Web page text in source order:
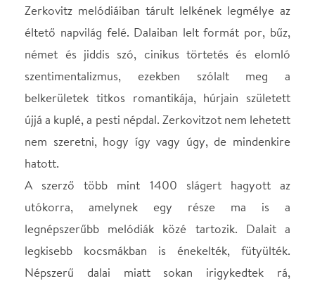
A szerző több mint 1400 slágert hagyott az
utókorra, amelynek egy része ma is a
legnépszerűbb melódiák közé tartozik. Dalait a
Népszerű dalai miatt sokan irigykedtek rá,
elfeledkezve arról a tényről, hogy megjelenéséig
Budán szinte kizárólag osztrák sramlizenét
játszottak a kocsmákban is. Ő volt a magyar kuplé
megteremtője. Magyarosította az orfeumi dalokat,
Nem csak itthon, hanem Európa szerte játszották
nagy sikerrel a színházak, melódiáit, aminek jó része
Budapesthez kötődik. Dúdolták Berlinben,
Lipcsében, Hamburgban, Bécsben, Párizsban,
Milánóban, épp úgy, mint Moszkvában. De